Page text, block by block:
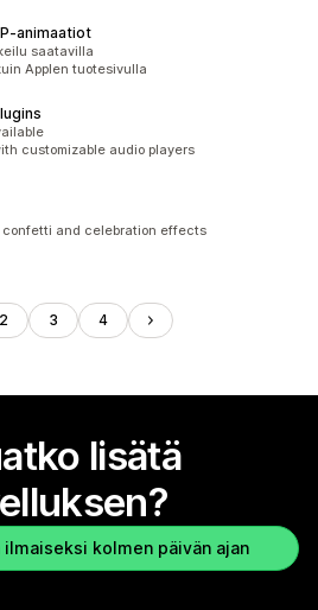
saatavilla
Applen tuotesivulla
customizable audio players
confetti and celebration effects
2 3 4
lisätä
kolmen päivän ajan